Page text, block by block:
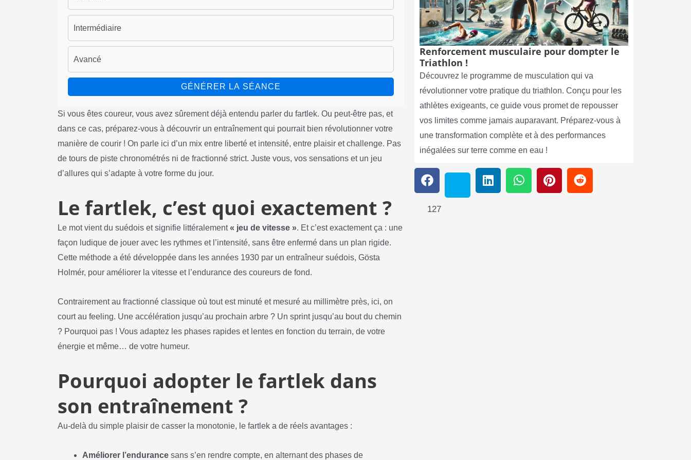
Intermédiaire
Avancé
GÉNÉRER LA SÉANCE
Si vous êtes coureur, vous avez sûrement déjà entendu parler du fartlek. Ou peut-être pas, et
dans ce cas, préparez-vous à découvrir un entraînement qui pourrait bien révolutionner votre
manière de courir ! On parle ici d’un mix entre liberté et intensité, entre plaisir et challenge. Pas
de tours de piste chronométrés ni de fractionné strict. Juste vous, vos sensations et un jeu
d’allures qui s’adapte à votre forme du jour.
Le fartlek, c’est quoi exactement ?
Le mot vient du suédois et signifie littéralement« jeu de vitesse ». Et c’est exactement ça : une
façon ludique de jouer avec les rythmes et l’intensité, sans être enfermé dans un plan rigide.
Cette méthode a été développée dans les années 1930 par un entraîneur suédois, Gösta
Holmér, pour améliorer la vitesse et l’endurance des coureurs de fond.
Contrairement au fractionné classique où tout est minuté et mesuré au millimètre près, ici, on
court au feeling. Une accélération jusqu’au prochain arbre ? Un sprint jusqu’au bout du chemin
? Pourquoi pas ! Vous adaptez les phases rapides et lentes en fonction du terrain, de votre
énergie et même… de votre humeur.
Pourquoi adopter le fartlek dans
son entraînement ?
Au-delà du simple plaisir de casser la monotonie, le fartlek a de réels avantages :
Améliorer l’endurance sans s’en rendre compte, en alternant des phases de
Renforcement musculaire pour dompter le
Triathlon !
Découvrez le programme de musculation qui va
révolutionner votre pratique du triathlon. Conçu pour les
athlètes exigeants, ce guide vous promet de repousser
vos limites comme jamais auparavant. Préparez-vous à
une transformation complète et à des performances
inégalées sur terre comme en eau !
127